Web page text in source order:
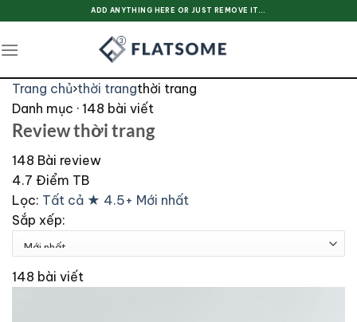
content
ADD ANYTHING HERE OR JUST REMOVE IT...
Trang chủ›thời trangthời trang
Danh mục · 148 bài viết
Review thời trang
148 Bài review
4.7 Điểm TB
Lọc: Tất cả ★ 4.5+ Mới nhất
Sắp xếp:
148 bài viết